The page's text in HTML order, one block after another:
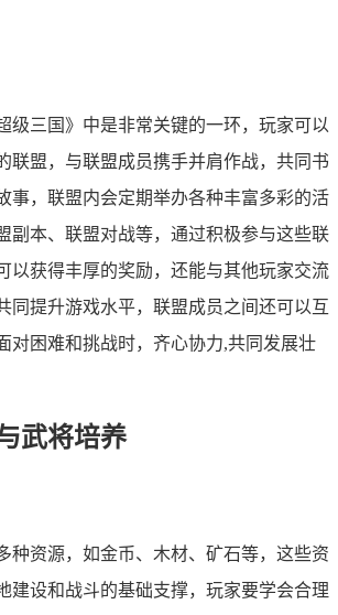
级三国》中是非常关键的一环，玩家可以
联盟，与联盟成员携手并肩作战，共同书
事，联盟内会定期举办各种丰富多彩的活
副本、联盟对战等，通过积极参与这些联
以获得丰厚的奖励，还能与其他玩家交流
同提升游戏水平，联盟成员之间还可以互
对困难和挑战时，齐心协力,共同发展壮
武将培养
种资源，如金币、木材、矿石等，这些资
建设和战斗的基础支撑，玩家要学会合理